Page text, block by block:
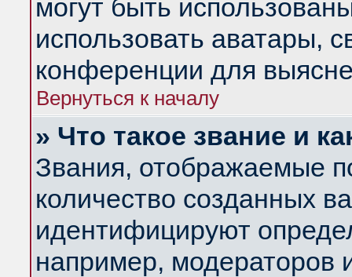
могут быть
использовать аватары,
конференции для
Вернуться к началу
» Что такое звание и
Звания, отображаемые
количество созданных
идентифицируют
например, модераторов